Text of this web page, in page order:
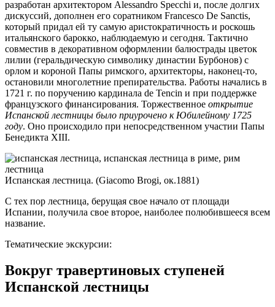
разработан архитектором Alessandro Specchi и, после долгих
дискуссий, дополнен его соратником Francesco De Sanctis,
который придал ей ту самую аристократичность и роскошь
итальянского барокко, наблюдаемую и сегодня. Тактично
совместив в декоративном оформлении балюстрады цветок
лилии (геральдическую символику династии Бурбонов) с
орлом и короной Папы римского, архитекторы, наконец-то,
остановили многолетние препирательства. Работы начались в
1721 г. по поручению кардинала de Tencin и при поддержке
французского финансирования. Торжественное открытие
Испанской лестницы было приурочено к Юбилейному 1725
году. Оно происходило при непосредственном участии Папы
Бенедикта XIII.
Испанская лестница. (Giacomo Brogi, ок.1881)
С тех пор лестница, берущая свое начало от площади
Испании, получила свое второе, наиболее полюбившееся всем
название.
Тематические экскурсии:
Вокруг травертиновых ступеней
Испанской лестницы